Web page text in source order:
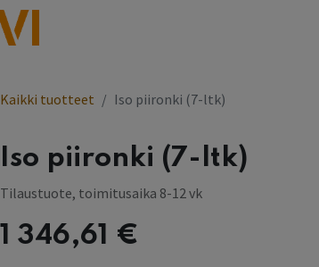
Kaikki tuotteet Iso piironki (7-ltk)
Iso piironki (7-ltk)
Tilaustuote, toimitusaika 8-12 vk
1 346,61 €